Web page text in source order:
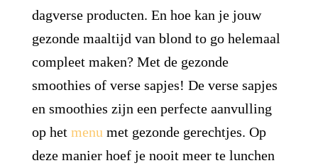
dagverse producten. En hoe kan je jouw
gezonde maaltijd van blond to go helemaal
compleet maken? Met de gezonde
smoothies of verse sapjes! De verse sapjes
en smoothies zijn een perfecte aanvulling
op het menu met gezonde gerechtjes. Op
deze manier hoef je nooit meer te lunchen